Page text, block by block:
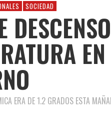
SOCIEDAD
ERA DE 1.2 GRADOS ESTA